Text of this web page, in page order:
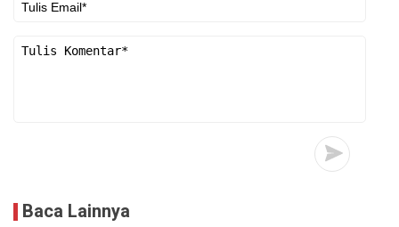
Baca Lainnya